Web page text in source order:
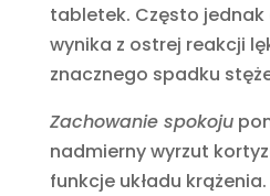
tabletek. Często
wynika z ostrej reakcji
znacznego spadku
Zachowanie spokoju
nadmierny wyrzut
funkcje układu